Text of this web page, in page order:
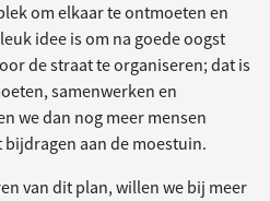
om elkaar te ontmoeten en
idee is om na goede oogst
de straat te organiseren; dat is
samenwerken en
we dan nog meer mensen
aan de moestuin.
van dit plan, willen we bij meer